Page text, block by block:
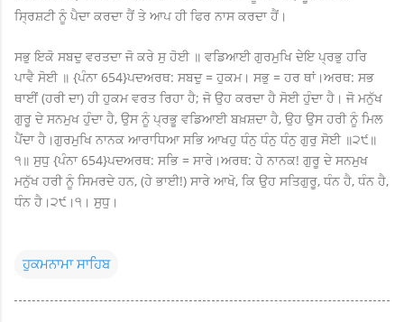
ਸ੍ਰਿਸ਼ਟੀ ਨੂੰ ਪੈਦਾ ਕਰਦਾ ਹੈਂ ਤੇ ਆਪ ਹੀ ਫਿਰ ਨਾਸ ਕਰਦਾ ਹੈਂ।
ਸਭੁ ਇਕੋ ਸਬਦੁ ਵਰਤਦਾ ਜੋ ਕਰੇ ਸੁ ਹੋਈ ॥ ਵਡਿਆਈ ਗੁਰਮੁਖਿ ਦੇਇ ਪ੍ਰਭੁ ਹਰਿ
ਪਾਵੈ ਸੋਈ ॥ {ਪੰਨਾ 654}ਪਦਅਰਥ: ਸਬਦੁ = ਹੁਕਮ। ਸਭੁ = ਹਰ ਥਾਂ।ਅਰਥ: ਸਭ
ਥਾਈਂ (ਹਰੀ ਦਾ) ਹੀ ਹੁਕਮ ਵਰਤ ਰਿਹਾ ਹੈ; ਜੋ ਉਹ ਕਰਦਾ ਹੈ ਸੋਈ ਹੁੰਦਾ ਹੈ। ਜੋ ਮਨੁੱਖ
ਗੁਰੂ ਦੇ ਸਨਮੁਖ ਹੁੰਦਾ ਹੈ, ਉਸ ਨੂੰ ਪ੍ਰਭੂ ਵਡਿਆਈ ਬਖ਼ਸ਼ਦਾ ਹੈ, ਉਹ ਉਸ ਹਰੀ ਨੂੰ ਮਿਲ
ਪੈਂਦਾ ਹੈ।ਗੁਰਮੁਖਿ ਨਾਨਕ ਆਰਾਧਿਆ ਸਭਿ ਆਖਹੁ ਧੰਨੁ ਧੰਨੁ ਧੰਨੁ ਗੁਰੁ ਸੋਈ ॥੨੯॥
੧॥ ਸੁਧੁ {ਪੰਨਾ 654}ਪਦਅਰਥ: ਸਭਿ = ਸਾਰੇ।ਅਰਥ: ਹੇ ਨਾਨਕ! ਗੁਰੂ ਦੇ ਸਨਮੁਖ
ਮਨੁੱਖ ਹਰੀ ਨੂੰ ਸਿਮਰਦੇ ਹਨ, (ਹੇ ਭਾਈ!) ਸਾਰੇ ਆਖੋ, ਕਿ ਉਹ ਸਤਿਗੁਰੂ, ਧੰਨ ਹੈ, ਧੰਨ ਹੈ,
ਧੰਨ ਹੈ।੨੯।੧। ਸੁਧੁ।
ਹੁਕਮਨਾਮਾ ਸਾਹਿਬ